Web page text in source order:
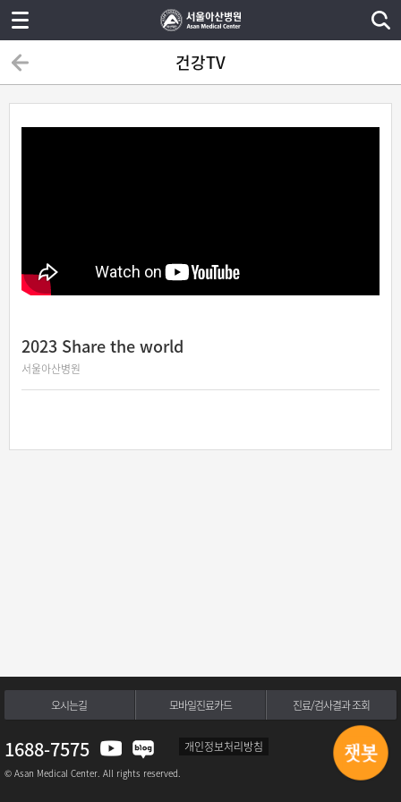
건강TV
2023 Share the world
서울아산병원
오시는길 모바일진료카드 진료/검사결과 조회
1688-7575 개인정보처리방침
© Asan Medical Center. All rights reserved.